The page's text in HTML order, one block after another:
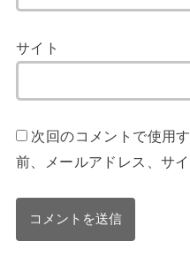
サイト
次回のコメントで使用
前、メールアドレス、サイ